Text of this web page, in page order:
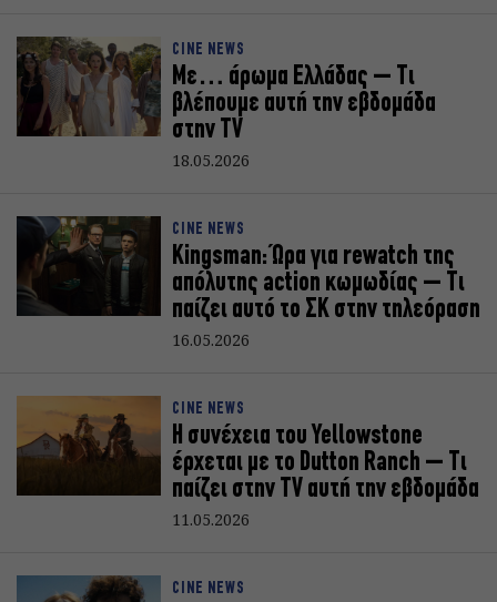
CINE NEWS
Με… άρωμα Ελλάδας – Τι
βλέπουμε αυτή την εβδομάδα
στην TV
18.05.2026
CINE NEWS
Kingsman: Ώρα για rewatch της
απόλυτης action κωμωδίας – Τι
παίζει αυτό το ΣΚ στην τηλεόραση
16.05.2026
CINE NEWS
Η συνέχεια του Yellowstone
έρχεται με το Dutton Ranch – Τι
παίζει στην TV αυτή την εβδομάδα
11.05.2026
CINE NEWS